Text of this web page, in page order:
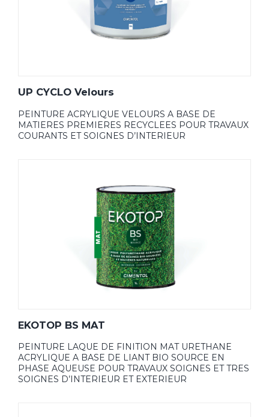
UP CYCLO Velours
PEINTURE ACRYLIQUE VELOURS A BASE DE
MATIERES PREMIERES RECYCLEES POUR TRAVAUX
COURANTS ET SOIGNES D’INTERIEUR
EKOTOP BS MAT
PEINTURE LAQUE DE FINITION MAT URETHANE
ACRYLIQUE A BASE DE LIANT BIO SOURCE EN
PHASE AQUEUSE POUR TRAVAUX SOIGNES ET TRES
SOIGNES D’INTERIEUR ET EXTERIEUR